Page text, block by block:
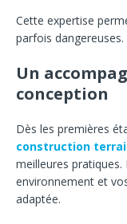
Cette expertise
parfois dangereuses.
Un
conception
Dès les premières
construction
meilleures
environnement et
adaptée.